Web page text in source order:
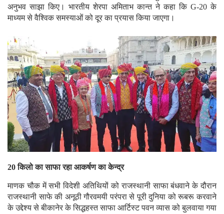
अनुभव साझा किए। भारतीय शेरपा अमिताभ कान्त ने कहा कि G-20 के
माध्यम से वैश्विक समस्याओं को दूर का प्रयास किया जाएगा।
20 किलो का साफा रहा आकर्षण का केन्द्र
माणक चौक में सभी विदेशी अतिथियों को राजस्थानी साफा बंधवाने के दौरान
राजस्थानी साफे की अनूठी गौरवमयी परंपरा से पूरी दुनिया को रूबरू करवाने
के उद्देश्य से बीकानेर के सिद्धहस्त साफा आर्टिस्ट पवन व्यास को बुलवाया गया